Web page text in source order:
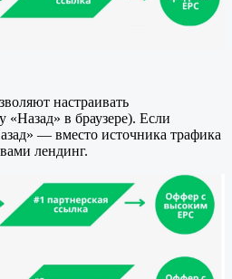
настраивать
«Назад» в браузере). Если
— вместо источника трафика
лендинг.